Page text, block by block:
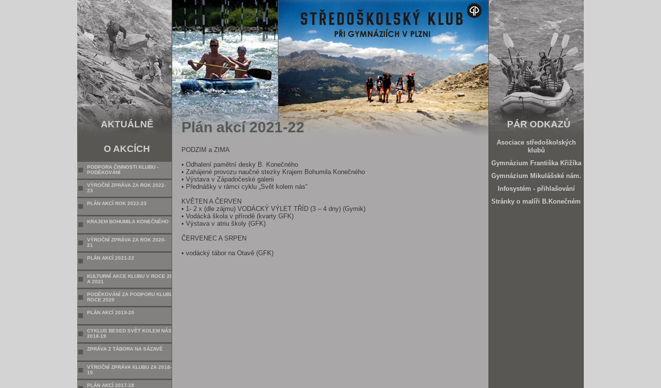
AKTUÁLNĚ
O AKCÍCH
PODPORA ČINNOSTI KLUBU -
PODĚKOVÁNÍ
VÝROČNÍ ZPRÁVA ZA ROK 2022-
23
PLÁN AKCÍ ROK 2022-23
KRAJEM BOHUMILA KONEČNÉHO
VÝROČNÍ ZPRÁVA ZA ROK 2020-
21
PLÁN AKCÍ 2021-22
KULTURNÍ AKCE KLUBU V ROCE 2020
A 2021
PODĚKOVÁNÍ ZA PODPORU KLUBU V
ROCE 2020
PLÁN AKCÍ 2019-20
CYKLUS BESED SVĚT KOLEM NÁS
2018-19
ZPRÁVA Z TÁBORA NA SÁZAVĚ
VÝROČNÍ ZPRÁVA KLUBU ZA 2018-
19
PLÁN AKCÍ 2017-18
Plán akcí 2021-22
PODZIM a ZIMA
• Odhalení pamětní desky B. Konečného
• Zahájené provozu naučné stezky Krajem Bohumila Konečného
• Výstava v Západočeské galerii
• Přednášky v rámci cyklu „Svět kolem nás“
KVĚTEN A ČERVEN
• 1- 2 x (dle zájmu) VODÁCKÝ VÝLET TŘÍD (3 – 4 dny) (Gymik)
• Vodácká škola v přírodě (kvarty GFK)
• Výstava v atriu školy (GFK)
ČERVENEC A SRPEN
• vodácký tábor na Otavě (GFK)
PÁR ODKAZŮ
Asociace středoškolských
klubů
Gymnázium Františka Křižíka
Gymnázium Mikulášské nám.
Infosystém - přihlašování
Stránky o malíři B.Konečném